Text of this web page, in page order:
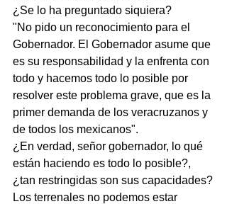
¿Se lo ha preguntado siquiera?
"No pido un reconocimiento para el
Gobernador. El Gobernador asume que
es su responsabilidad y la enfrenta con
todo y hacemos todo lo posible por
resolver este problema grave, que es la
primer demanda de los veracruzanos y
de todos los mexicanos".
¿En verdad, señor gobernador, lo qué
están haciendo es todo lo posible?,
¿tan restringidas son sus capacidades?
Los terrenales no podemos estar